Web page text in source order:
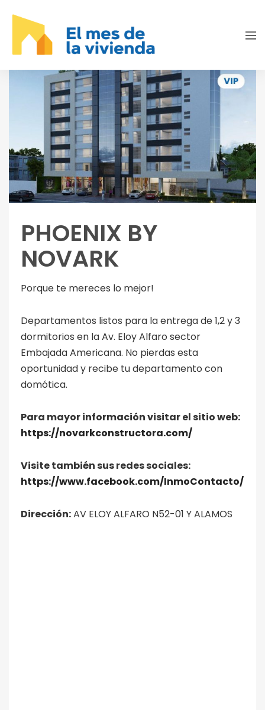
PHOENIX BY
NOVARK
Porque te mereces lo mejor!
Departamentos listos para la entrega de 1,2 y 3
dormitorios en la Av. Eloy Alfaro sector
Embajada Americana. No pierdas esta
oportunidad y recibe tu departamento con
domótica.
Para mayor información visitar el sitio web:
https://novarkconstructora.com/
Visite también sus redes sociales:
https://www.facebook.com/InmoContacto/
Dirección:AV ELOY ALFARO N52-01 Y ALAMOS